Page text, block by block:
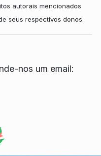
autorais mencionados
seus respectivos donos.
nos um email: